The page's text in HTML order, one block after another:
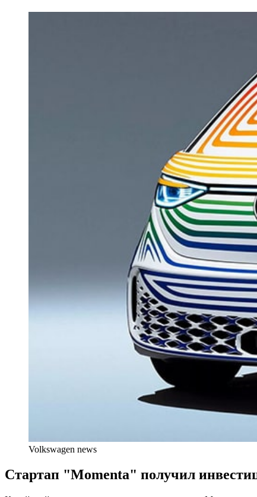
Volkswagen news
Стартап "Momenta" получил